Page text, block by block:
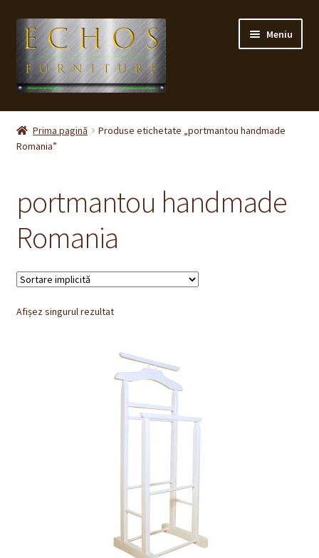
Sari
navigare
Sari
conținut
Meniu
Prima pagină
CONTACT
Politica de rambursari si returnari
Prima pagină
Produse etichetate „portmantou handmade
Romania”
portmantou handmade
Romania
Afișez singurul rezultat